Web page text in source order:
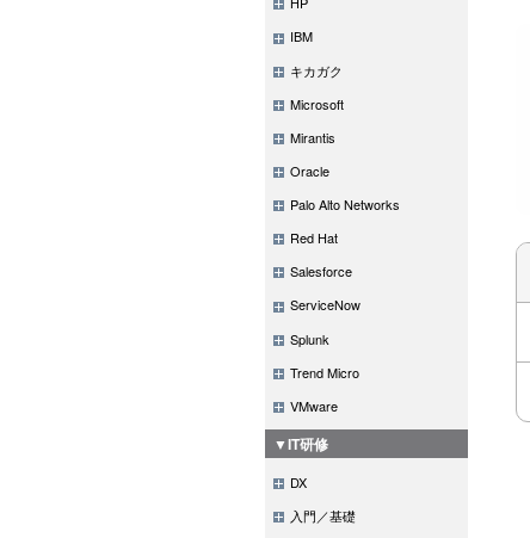
IBM
キカガク
Microsoft
Mirantis
Oracle
Palo Alto Networks
Red Hat
Salesforce
ServiceNow
Splunk
Trend Micro
VMware
▼IT研修
DX
入門／基礎